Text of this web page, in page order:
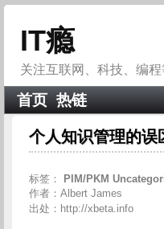
IT瘾
关注互联网、科技、编
首页 热链
个人知识管理的
标签： PIM/PKM
作者：Albert James
出处：http://xbeta.info